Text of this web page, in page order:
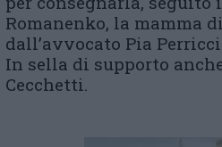
Romanenko, la mamma
dall’avvocato Pia
In sella di supporto
Cecchetti.